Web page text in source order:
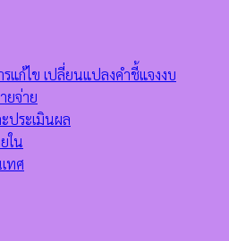
รแก้ไข เปลี่ยนแปลงคำชี้แจงงบ
ยจ่าย
ประเมินผล
ใน
ทศ